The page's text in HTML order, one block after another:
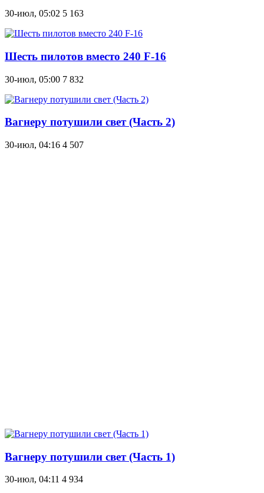
30-июл, 05:02 5 163
Шесть пилотов вместо 240 F-16
30-июл, 05:00 7 832
Вагнеру потушили свет (Часть 2)
30-июл, 04:16 4 507
Вагнеру потушили свет (Часть 1)
30-июл, 04:11 4 934